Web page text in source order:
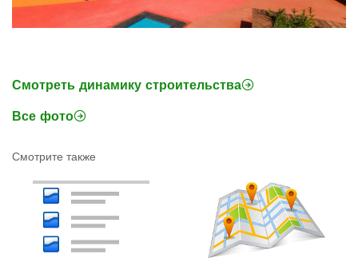
Смотреть динамику строительства
Все фото
Смотрите также